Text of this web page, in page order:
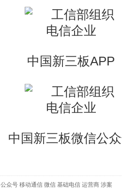
中国新三板APP
中国新三板微信公
公众号 移动通信 微信 基础电信 运营商 涉案